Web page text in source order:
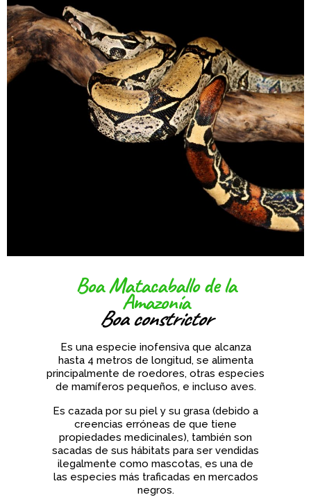
Boa Matacaballo de la
Amazonía
Boa constrictor
Es una especie inofensiva que alcanza
hasta 4 metros de longitud, se alimenta
principalmente de roedores, otras especies
de mamíferos pequeños, e incluso aves.
Es cazada por su piel y su grasa (debido a
creencias erróneas de que tiene
propiedades medicinales), también son
sacadas de sus hábitats para ser vendidas
ilegalmente como mascotas, es una de
las especies más traficadas en mercados
negros.